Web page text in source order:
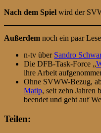
Nach dem Spiel wird der
Außerdem noch ein paar
n-tv über Sandro
Die DFB-Task-Force „
ihre Arbeit
Ohne SVWW-Bezug,
Matip, seit zehn Jahren
beendet und geht auf
Teilen: